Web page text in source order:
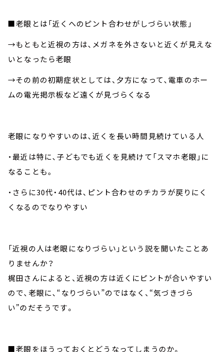
■老眼とは「近くへのピント合わせがしづらい状態」
→もともと近視の方は、メガネを外さないと近くが見えな
いとなったら老眼
→その前の初期症状としては、夕方になって、電車のホー
ムの電光掲示板など遠くが見づらくなる
老眼になりやすいのは、近くを長い時間見続けている人
・最近は特に、子どもでも近くを見続けて「スマホ老眼」に
なることも。
・さらに30代・40代は、ピント合わせのチカラが戻りにく
くなるのでなりやすい
「近視の人は老眼になりづらい」という説を聞いたことあ
りませんか？
梶田さんによると、近視の方は近くにピントが合いやすい
ので、老眼に、“なりづらい”のではなく、“気づきづら
い”のだそうです。
■老眼をほうっておくとどうなってしまうのか。